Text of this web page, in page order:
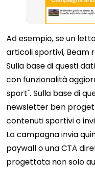
Ad esempio, se un
articoli sportivi, Beam
Sulla base di questi
con funzionalità
sport". Sulla base di
newsletter ben
contenuti sportivi o
La campagna invia
paywall o una CTA
progettata non solo